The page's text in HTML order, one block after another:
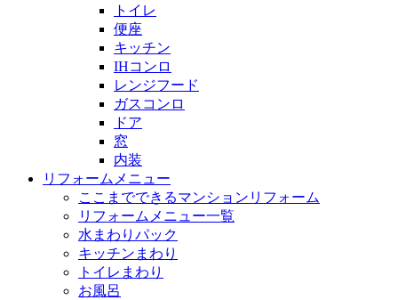
トイレ
便座
キッチン
IHコンロ
レンジフード
ガスコンロ
ドア
窓
内装
リフォームメニュー
ここまでできるマンションリフォーム
リフォームメニュー一覧
水まわりパック
キッチンまわり
トイレまわり
お風呂